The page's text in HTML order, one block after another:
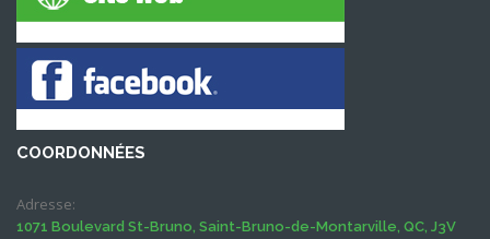
COORDONNÉES
Adresse:
1071 Boulevard St-Bruno, Saint-Bruno-de-Montarville, QC, J3V